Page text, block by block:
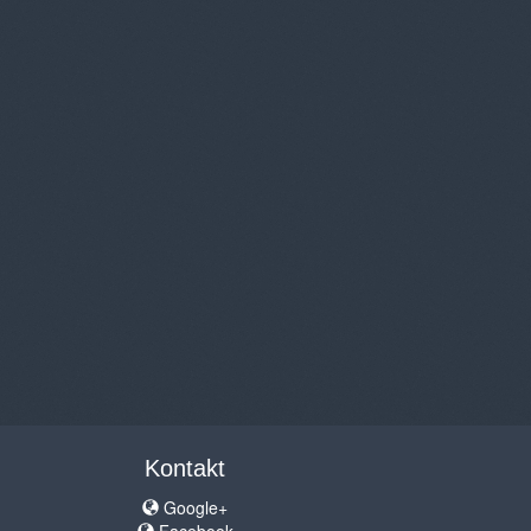
Kontakt
Google+